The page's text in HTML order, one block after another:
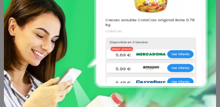
Otros productos de CARREFOUR BIO
Té e infusiones